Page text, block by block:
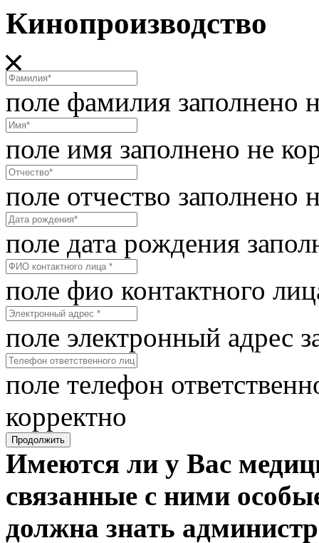
Кинопроизводство
поле фамилия заполнено
поле имя заполнено не
поле отчество заполнено
поле дата рождения
поле фио контактного
поле электронный адрес
поле телефон
корректно
Продолжить
Имеются ли у Вас
связанные с ними
должна знать